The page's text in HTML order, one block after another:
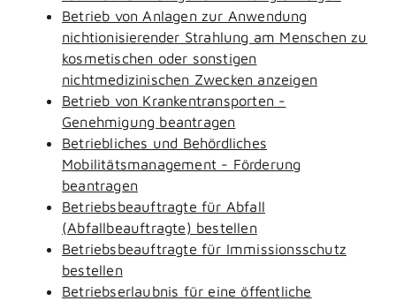
Betrieb von Anlagen zur Anwendung
nichtionisierender Strahlung am Menschen zu
kosmetischen oder sonstigen
nichtmedizinischen Zwecken anzeigen
Betrieb von Krankentransporten -
Genehmigung beantragen
Betriebliches und Behördliches
Mobilitätsmanagement - Förderung
beantragen
Betriebsbeauftragte für Abfall
(Abfallbeauftragte) bestellen
Betriebsbeauftragte für Immissionsschutz
bestellen
Betriebserlaubnis für eine öffentliche